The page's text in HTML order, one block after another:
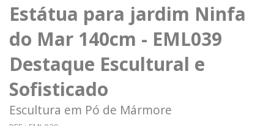
Estátua para jardim Ninfa
do Mar 140cm - EML039
Destaque Escultural e
Sofisticado
Escultura em Pó de Mármore